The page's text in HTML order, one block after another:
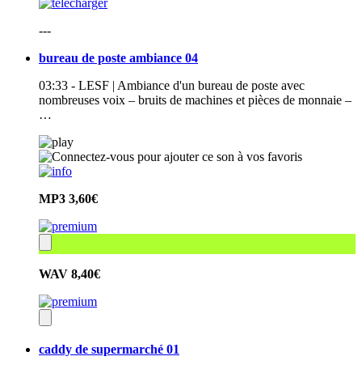
---
bureau de poste ambiance 04
03:33 - LESF | Ambiance d'un bureau de poste avec
nombreuses voix – bruits de machines et pièces de monnaie –
…
MP3 3,60€
WAV 8,40€
caddy de supermarché 01